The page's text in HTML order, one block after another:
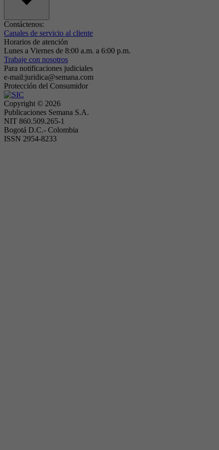
Contáctenos:
Canales de servicio al cliente
Horarios de atención
Lunes a Viernes de 8:00 a.m. a 6:00 p.m.
Trabaje con nosotros
Para notificaciones judiciales
e-mail:juridica@semana.com
Protección del Consumidor
Copyright © 2026
Publicaciones Semana S.A.
NIT 860.509.265-1
Bogotá D.C.- Colombia
ISSN 2954-8233